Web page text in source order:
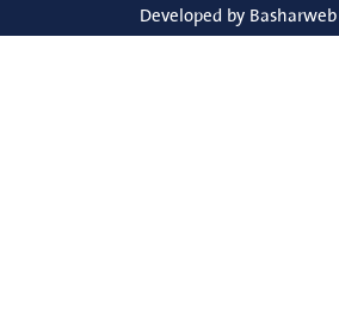
Developed by Basharweb